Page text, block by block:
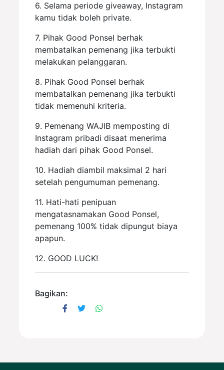
6. Selama periode giveaway, Instagram
kamu tidak boleh private.
7. Pihak Good Ponsel berhak
membatalkan pemenang jika terbukti
melakukan pelanggaran.
8. Pihak Good Ponsel berhak
membatalkan pemenang jika terbukti
tidak memenuhi kriteria.
9. Pemenang WAJIB memposting di
Instagram pribadi disaat menerima
hadiah dari pihak Good Ponsel.
10. Hadiah diambil maksimal 2 hari
setelah pengumuman pemenang.
11. Hati-hati penipuan
mengatasnamakan Good Ponsel,
pemenang 100% tidak dipungut biaya
apapun.
12. GOOD LUCK!
Bagikan: